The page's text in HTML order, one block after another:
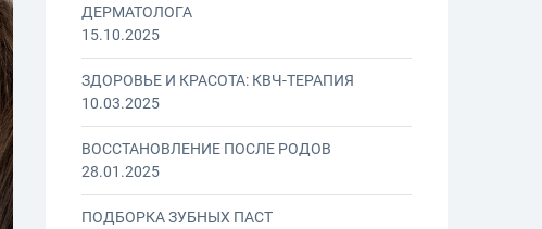
ДЕРМАТОЛОГА
15.10.2025
ЗДОРОВЬЕ И КРАСОТА: КВЧ-ТЕРАПИЯ
10.03.2025
ВОССТАНОВЛЕНИЕ ПОСЛЕ РОДОВ
28.01.2025
ПОДБОРКА ЗУБНЫХ ПАСТ